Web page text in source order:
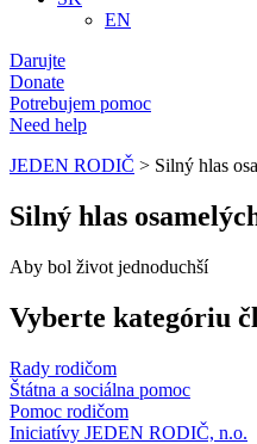
EN
Darujte
Donate
Potrebujem pomoc
Need help
JEDEN RODIČ > Silný hlas
Silný hlas
Aby bol život jednoduchší
Vyberte kategóriu
Rady rodičom
Štátna a sociálna pomoc
Pomoc rodičom
Iniciatívy JEDEN RODIČ, n.o.